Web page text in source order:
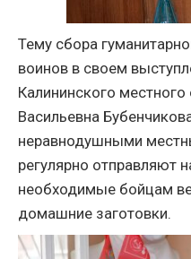
Тему сбора
воинов в своем
Калининского
Васильевна
неравнодушными
регулярно отправляют
необходимые бойцам
домашние заготовки.